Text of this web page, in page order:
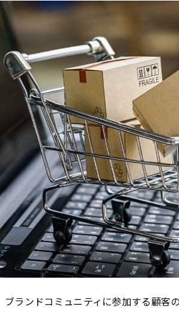
ブランドコミュニティに参加する顧客